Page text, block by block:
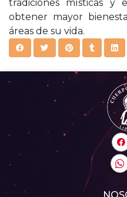
tradiciones místicas y
obtener mayor
áreas de su vida.